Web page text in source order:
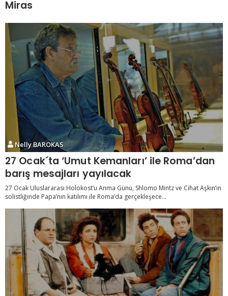
Miras
Nelly BAROKAS
27 Ocak´ta ‘Umut Kemanları’ ile Roma’dan
barış mesajları yayılacak
27 Ocak Uluslararası Holokost’u Anma Günü, Shlomo Mintz ve Cihat Aşkın’ın
solistliğinde Papa’nın katılımı ile Roma’da gerçekleşece...